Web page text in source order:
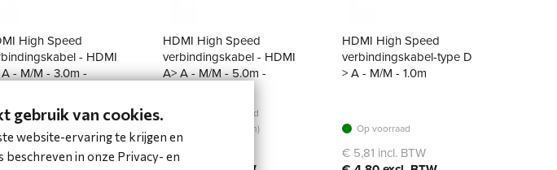
High Speed
- HDMI
- M/M - 3.0m -
voorraad
incl. BTW
HDMI High Speed
verbindingskabel - HDMI
A> A - M/M - 5.0m -
Beperkte voorraad
(1 tot 2 werkdagen)
€ 9,10 incl. BTW
HDMI High Speed
verbindingskabel-type D
> A - M/M - 1.0m
Op voorraad
€ 5,81 incl. BTW
gebruik van cookies.
website-ervaring te krijgen en
in onze Privacy- en